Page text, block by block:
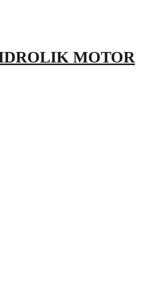
MOTOR